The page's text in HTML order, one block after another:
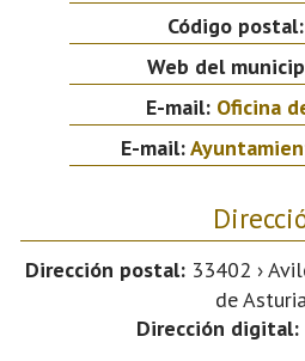
Código postal:
Web del
E-mail: Oficina
E-mail:
Dirección postal:33402 ›
de
Dirección digital: